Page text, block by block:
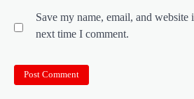
Save my name, email, and
next time I comment.